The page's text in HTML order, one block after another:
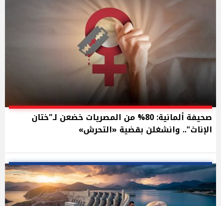
صحيفة ألمانية: 80% من المصريات خضعن لـ"ختان
الإناث".. وانشغلن بقضية «التحرش»